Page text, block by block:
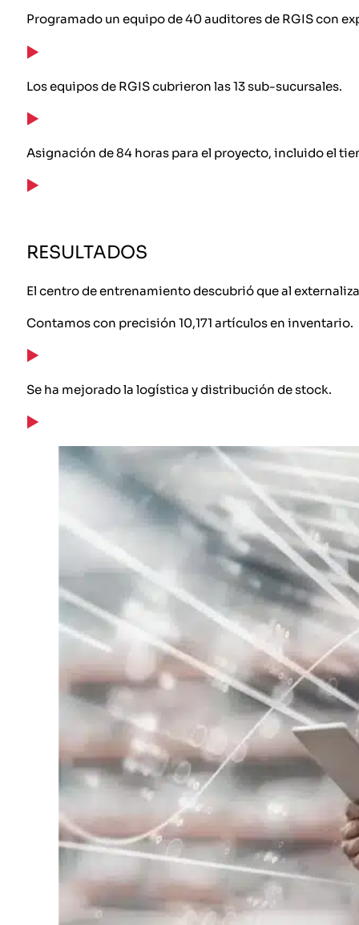
Programado un equipo de 40 auditores de RGIS con
Los equipos de RGIS cubrieron las 13 sub-sucursales.
Asignación de 84 horas para el proyecto, incluido el
RESULTADOS
El centro de entrenamiento descubrió que al
Contamos con precisión 10,171 artículos en inventario.
Se ha mejorado la logística y distribución de stock.